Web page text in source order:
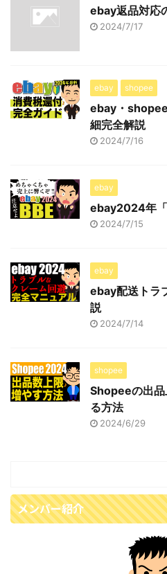
ebay返品対応
2024/7/17
ebay shopee
ebay・
細完全解説
2024/7/16
ebay
ebay2024年
2024/7/15
ebay
ebay配送トラ
説
2024/7/14
shopee
Shopeeの出品
る方法
2024/6/29
メンバー紹介